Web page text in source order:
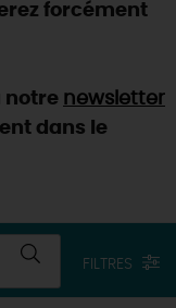
forcément
notre newsletter
dans le
FILTRES